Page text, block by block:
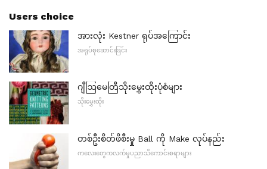
Users choice
အားလုံး Kestner ရုပ်အကြောင်း
အရုပ်စုဆောင်းခြင်း
ဂျီဩမေတြီသိုးမွှေးထိုးပုံစံများ
သိုးမွှေးထိုး
တစ်ဦးစိတ်ဖိစီးမှု Ball ကို Make လုပ်နည်း
ကလေးတွေကလက်မှုပညာသိကောင်းစရာများ